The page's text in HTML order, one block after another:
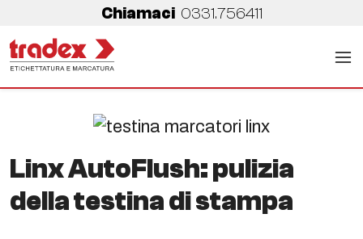
Chiamaci 0331.756411
Linx AutoFlush: pulizia
della testina di stampa